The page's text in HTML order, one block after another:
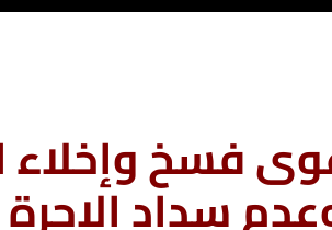
فسخ وإخلاء
سداد الاجرة